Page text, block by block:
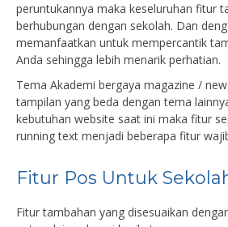
peruntukannya maka keseluruhan fitur
berhubungan dengan sekolah. Dan
memanfaatkan untuk mempercantik
Anda sehingga lebih menarik perhatian.
Tema Akademi bergaya magazine /
tampilan yang beda dengan tema
kebutuhan website saat ini maka fitur
running text menjadi beberapa fitur
Fitur Pos Untuk
Fitur tambahan yang disesuaikan